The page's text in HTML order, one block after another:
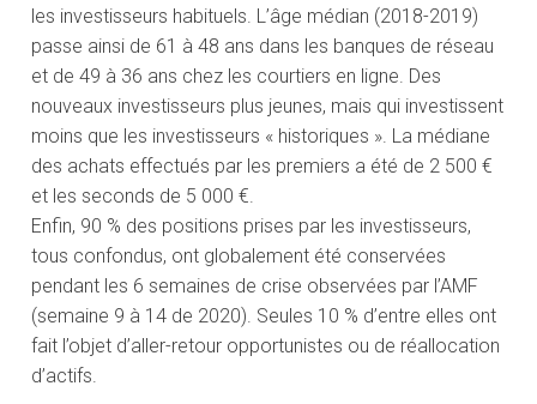
les investisseurs habituels. L’âge médian (2018-2019)
passe ainsi de 61 à 48 ans dans les banques de réseau
et de 49 à 36 ans chez les courtiers en ligne. Des
nouveaux investisseurs plus jeunes, mais qui investissent
moins que les investisseurs « historiques ». La médiane
des achats effectués par les premiers a été de 2 500 €
et les seconds de 5 000 €.
Enfin, 90 % des positions prises par les investisseurs,
tous confondus, ont globalement été conservées
pendant les 6 semaines de crise observées par l’AMF
(semaine 9 à 14 de 2020). Seules 10 % d’entre elles ont
fait l’objet d’aller-retour opportunistes ou de réallocation
d’actifs.